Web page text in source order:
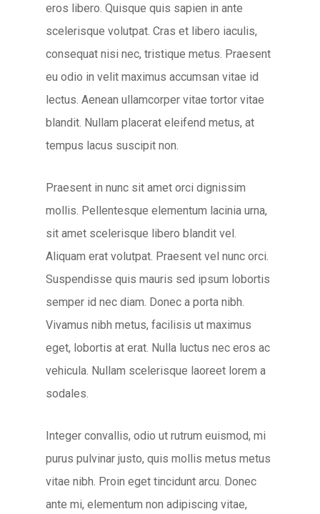
eros libero. Quisque quis sapien in ante
scelerisque volutpat. Cras et libero iaculis,
consequat nisi nec, tristique metus. Praesent
eu odio in velit maximus accumsan vitae id
lectus. Aenean ullamcorper vitae tortor vitae
blandit. Nullam placerat eleifend metus, at
tempus lacus suscipit non.
Praesent in nunc sit amet orci dignissim
mollis. Pellentesque elementum lacinia urna,
sit amet scelerisque libero blandit vel.
Aliquam erat volutpat. Praesent vel nunc orci.
Suspendisse quis mauris sed ipsum lobortis
semper id nec diam. Donec a porta nibh.
Vivamus nibh metus, facilisis ut maximus
eget, lobortis at erat. Nulla luctus nec eros ac
vehicula. Nullam scelerisque laoreet lorem a
sodales.
Integer convallis, odio ut rutrum euismod, mi
purus pulvinar justo, quis mollis metus metus
vitae nibh. Proin eget tincidunt arcu. Donec
ante mi, elementum non adipiscing vitae,